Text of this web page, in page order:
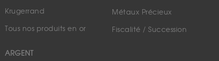
Krugerrand
Tous nos produits en or
ARGENT
Métaux Précieux
Fiscalité / Succession